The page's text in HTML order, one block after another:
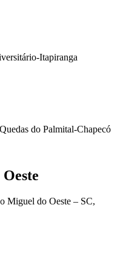
Itapiranga
do Palmital-Chapecó
Miguel do Oeste – SC,